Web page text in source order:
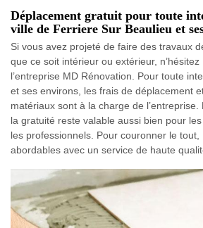
Déplacement gratuit pour toute
ville de Ferriere Sur Beaulieu et
Si vous avez projeté de faire des travaux
que ce soit intérieur ou extérieur,
l’entreprise MD Rénovation. Pour toute
et ses environs, les frais de déplacement
matériaux sont à la charge de l’entreprise.
la gratuité reste valable aussi bien pour
les professionnels. Pour couronner le
abordables avec un service de haute